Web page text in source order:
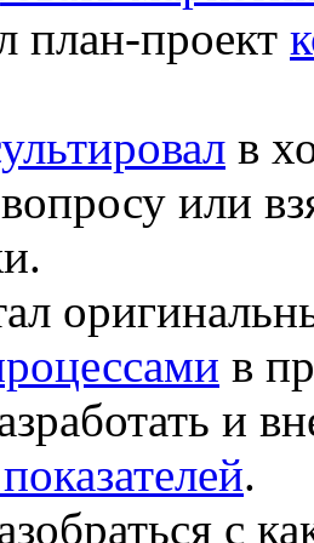
план-проект
в
или
в
и
.
с